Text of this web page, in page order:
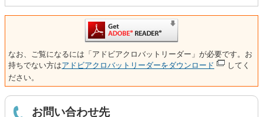
なお、ご覧になるには「アドビアクロバットリーダー」が必要です。お
持ちでない方はアドビアクロバットリーダーをダウンロード
してく
ださい。
お問い合わせ先